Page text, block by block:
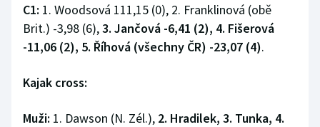
C1: 1. Woodsová 111,15 (0), 2. Franklinová (obě
Brit.) -3,98 (6),3. Jančová -6,41 (2), 4. Fišerová
-11,06 (2), 5. Říhová (všechny ČR) -23,07 (4).
Kajak cross:
Muži: 1. Dawson (N. Zél.), 2. Hradilek, 3. Tunka, 4.